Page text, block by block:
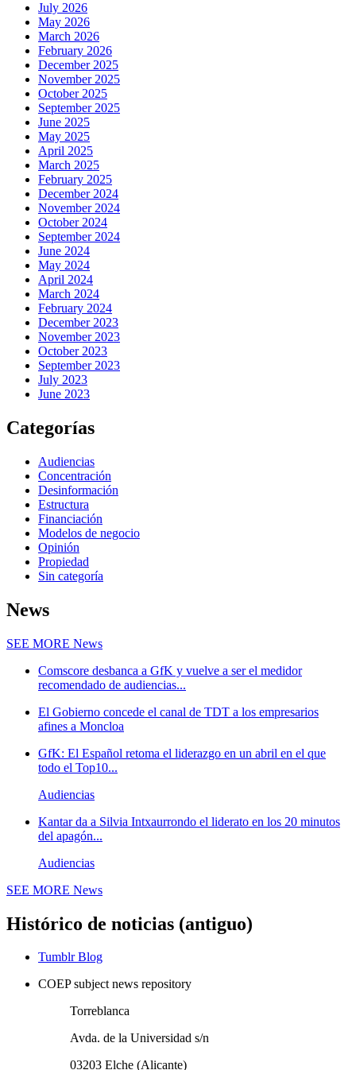
July 2026
May 2026
March 2026
February 2026
December 2025
November 2025
October 2025
September 2025
June 2025
May 2025
April 2025
March 2025
February 2025
December 2024
November 2024
October 2024
September 2024
June 2024
May 2024
April 2024
March 2024
February 2024
December 2023
November 2023
October 2023
September 2023
July 2023
June 2023
Categorías
Audiencias
Concentración
Desinformación
Estructura
Financiación
Modelos de negocio
Opinión
Propiedad
Sin categoría
News
SEE MORE News
Comscore desbanca a GfK y vuelve a ser el medidor
recomendado de audiencias...
El Gobierno concede el canal de TDT a los empresarios
afines a Moncloa
GfK: El Español retoma el liderazgo en un abril en el que
todo el Top10...
Audiencias
Kantar da a Silvia Intxaurrondo el liderato en los 20 minutos
del apagón...
Audiencias
SEE MORE News
Histórico de noticias (antiguo)
Tumblr Blog
COEP subject news repository
Torreblanca
Avda. de la Universidad s/n
03203 Elche (Alicante)